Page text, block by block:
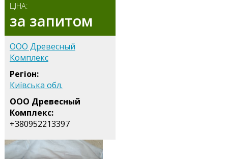
ЦІНА:
за запитом
ООО Древесный
Комплекс
Регіон:
Київська обл.
ООО Древесный
Комплекс:
+380952213397